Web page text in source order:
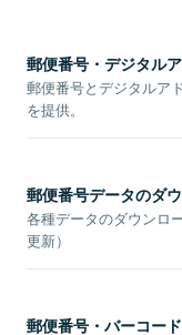
郵便番号・デジタル
郵便番号とデジタルア
を提供。
郵便番号データのダ
各種データのダウンロ
更新）
郵便番号・バーコー